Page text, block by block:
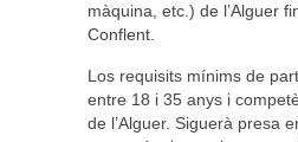
màquina, etc.) de l’Alguer
Conflent.
Los requisits mínims de
entre 18 i 35 anys i
de l’Alguer. Siguerà presa